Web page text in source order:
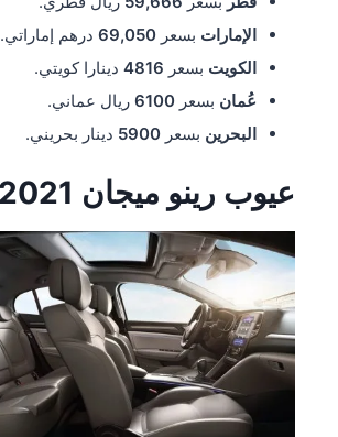
الإمارات بسعر 69,050 درهم إماراتي.
الكويت بسعر 4816 دينارا كويتي.
عُمان بسعر 6100 ريال عماني.
البحرين بسعر 5900 دينار بحريني.
عيوب رينو ميجان 2021